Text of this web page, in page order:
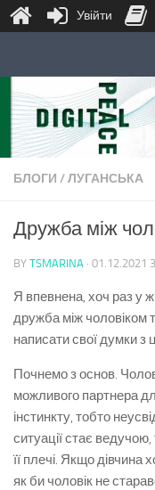
Skip to content
БЛОГИ /ЛУГАНСЬКА
Дружба між
BY TSMARINA · 01.12.2021
Я впевнена, хоч раз у
дружба між чоловіком
написати свої думки з
Почнемо з основ.
можливого партнера
інстинкту, тобто
ситуації стає
її плечі. Якщо дівчина
як би чоловік не
Увійти